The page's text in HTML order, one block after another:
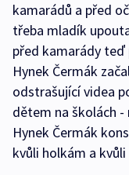
kamarádů a před
třeba mladík
před kamarády teď
Hynek Čermák
odstrašující videa
dětem na školách -
Hynek Čermák
kvůli holkám a kvůli